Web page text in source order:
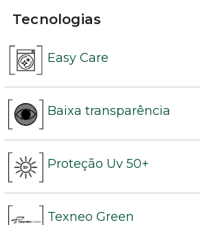
Tecnologias
Easy Care
Baixa transparência
Proteção Uv 50+
Texneo Green